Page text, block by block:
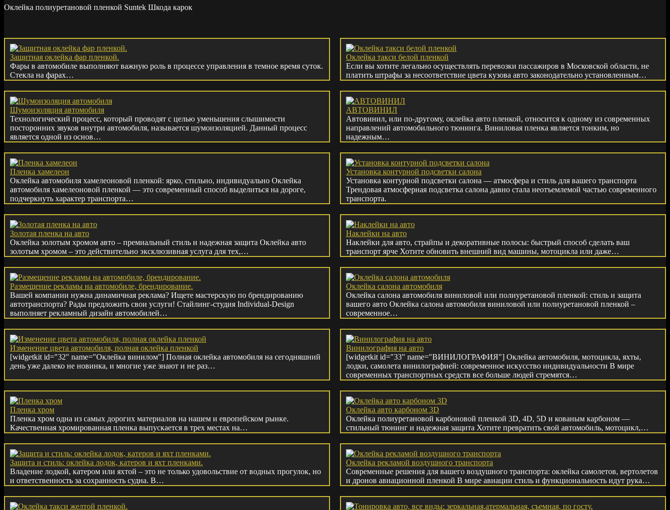
Оклейка полиуретановой пленкой Suntek Шкода карок
Защитная оклейка фар пленкой.
Фары в автомобиле выполняют важную роль в процессе управления в темное время суток.
Стекла на фарах…
Оклейка такси белой пленкой
Если вы хотите легально осуществлять перевозки пассажиров в Московской области, не
платить штрафы за несоответствие цвета кузова авто законодательно установленным…
Шумоизоляция автомобиля
Технологический процесс, который проводят с целью уменьшения слышимости
посторонних звуков внутри автомобиля, называется шумоизоляцией. Данный процесс
является одной из основ…
АВТОВИНИЛ
Автовинил, или по-другому, оклейка авто пленкой, относится к одному из современных
направлений автомобильного тюнинга. Виниловая пленка является тонким, но
надежным…
Пленка хамелеон
Оклейка автомобиля хамелеоновой пленкой: ярко, стильно, индивидуально Оклейка
автомобиля хамелеоновой пленкой — это современный способ выделиться на дороге,
подчеркнуть характер транспорта…
Установка контурной подсветки салона
Установка контурной подсветки салона — атмосфера и стиль для вашего транспорта
Трендовая атмосферная подсветка салона давно стала неотъемлемой частью современного
транспорта.
Золотая пленка на авто
Оклейка золотым хромом авто – премиальный стиль и надежная защита Оклейка авто
золотым хромом – это действительно эксклюзивная услуга для тех,…
Наклейки на авто
Наклейки для авто, страйпы и декоративные полосы: быстрый способ сделать ваш
транспорт ярче Хотите обновить внешний вид машины, мотоцикла или даже…
Размещение рекламы на автомобиле, брендирование.
Вашей компании нужна динамичная реклама? Ищете мастерскую по брендированию
автотранспорта? Рады предложить свои услуги! Стайлинг-студия Individual-Design
выполняет рекламный дизайн автомобилей…
Оклейка салона автомобиля
Оклейка салона автомобиля виниловой или полиуретановой пленкой: стиль и защита
вашего авто Оклейка салона автомобиля виниловой или полиуретановой пленкой –
современное…
Изменение цвета автомобиля, полная оклейка пленкой
[widgetkit id="32" name="Оклейка винилом"] Полная оклейка автомобиля на сегодняшний
день уже далеко не новинка, и многие уже знают и не раз…
Винилография на авто
[widgetkit id="33" name="ВИНИЛОГРАФИЯ"] Оклейка автомобиля, мотоцикла, яхты,
лодки, самолета винилографией: современное искусство индивидуальности В мире
современных транспортных средств все больше людей стремятся…
Пленка хром
Пленка хром одна из самых дорогих материалов на нашем и европейском рынке.
Качественная хромированная пленка выпускается в трех местах на…
Оклейка авто карбоном 3D
Оклейка полиуретановой карбоновой пленкой 3D, 4D, 5D и кованым карбоном —
стильный тюнинг и надежная защита Хотите превратить свой автомобиль, мотоцикл,…
Защита и стиль: оклейка лодок, катеров и яхт пленками.
Владение лодкой, катером или яхтой – это не только удовольствие от водных прогулок, но
и ответственность за сохранность судна. В…
Оклейка рекламой воздушного транспорта
Современные решения для вашего воздушного транспорта: оклейка самолетов, вертолетов
и дронов авиационной пленкой В мире авиации стиль и функциональность идут рука…